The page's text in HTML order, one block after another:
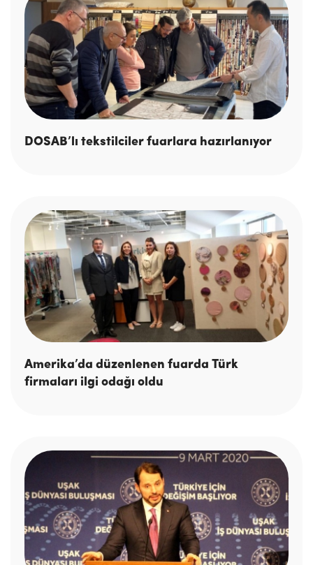
DOSAB’lı tekstilciler fuarlara hazırlanıyor
Amerika’da düzenlenen fuarda Türk
firmaları ilgi odağı oldu